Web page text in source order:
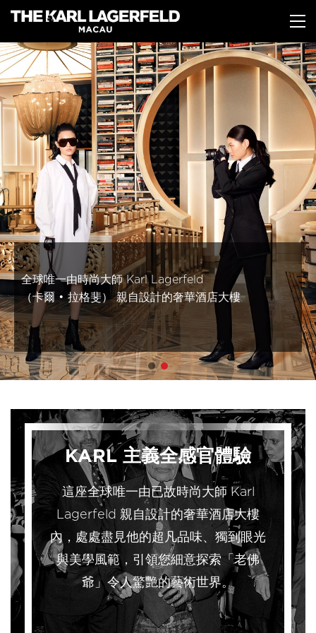
移
至
主
內
容
全球唯一由時尚大師 Karl Lagerfeld
（卡爾 • 拉格斐） 親自設計的奢華酒店大樓
全球唯一由時尚大師 Karl Lagerfeld
（卡爾 • 拉格斐） 親自設計的奢華酒店大樓
全球唯一由時尚大師 Karl Lagerfeld
（卡爾 • 拉格斐） 親自設計的奢華酒店大樓
全球唯一由時尚大師 Karl Lagerfeld
（卡爾 • 拉格斐） 親自設計的奢華酒店大樓
KARL 主義全感官體驗
這座全球唯一由已故時尚大師 Karl
Lagerfeld 親自設計的奢華酒店大樓
內，處處盡見他的超凡品味、獨到眼光
與美學風範，引領您細意探索「老佛
爺」令人驚艷的藝術世界。